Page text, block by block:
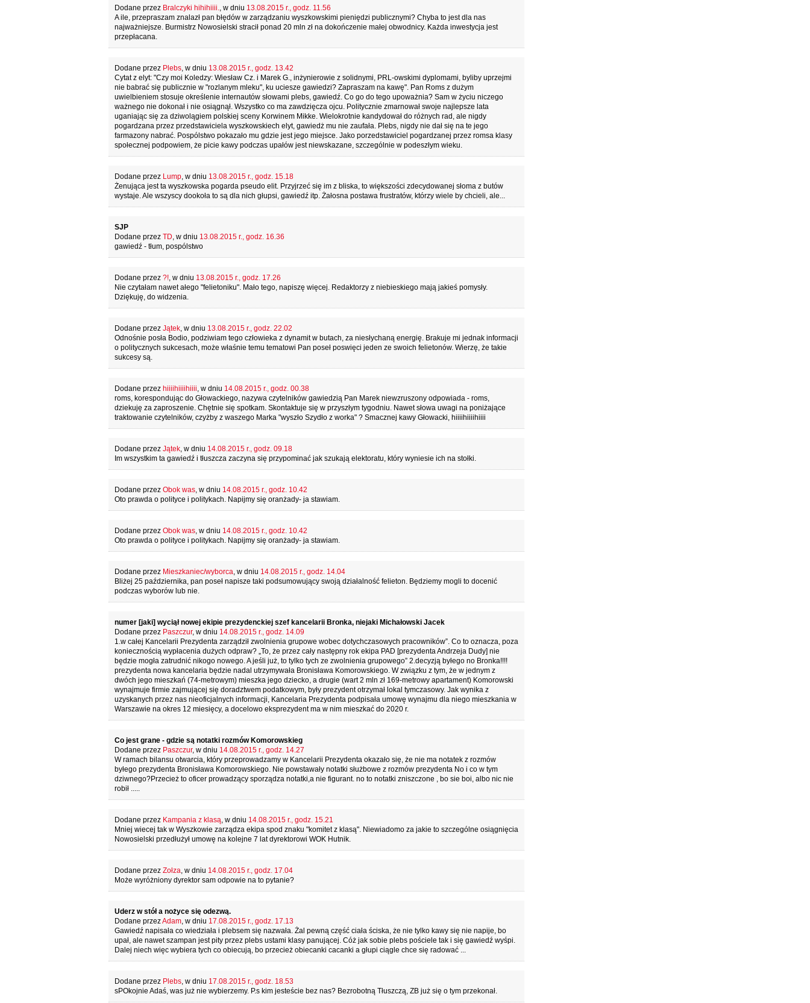
Dodane przez Bralczyki hihihiiii., w dniu 13.08.2015 r., godz. 11.56
A ile, przepraszam znalazł pan błędów w zarządzaniu wyszkowskimi pieniędzi publicznymi? Chyba to jest dla nas
najważniejsze. Burmistrz Nowosielski stracił ponad 20 mln zł na dokończenie małej obwodnicy. Każda inwestycja jest
przepłacana.
Dodane przez Plebs, w dniu 13.08.2015 r., godz. 13.42
Cytat z elyt: "Czy moi Koledzy: Wiesław Cz. i Marek G., inżynierowie z solidnymi, PRL-owskimi dyplomami, byliby uprzejmi
nie babrać się publicznie w "rozlanym mleku", ku uciesze gawiedzi? Zapraszam na kawę". Pan Roms z dużym
uwielbieniem stosuje określenie internautów słowami plebs, gawiedź. Co go do tego upoważnia? Sam w życiu niczego
ważnego nie dokonał i nie osiągnął. Wszystko co ma zawdzięcza ojcu. Politycznie zmarnował swoje najlepsze lata
uganiając się za dziwolągiem polskiej sceny Korwinem Mikke. Wielokrotnie kandydował do różnych rad, ale nigdy
pogardzana przez przedstawiciela wyszkowskiech elyt, gawiedż mu nie zaufała. Plebs, nigdy nie dał się na te jego
farmazony nabrać. Pospólstwo pokazało mu gdzie jest jego miejsce. Jako porzedstawiciel pogardzanej przez romsa klasy
społecznej podpowiem, że picie kawy podczas upałów jest niewskazane, szczególnie w podeszłym wieku.
Dodane przez Lump, w dniu 13.08.2015 r., godz. 15.18
Żenująca jest ta wyszkowska pogarda pseudo elit. Przyjrzeć się im z bliska, to większości zdecydowanej słoma z butów
wystaje. Ale wszyscy dookoła to są dla nich głupsi, gawiedź itp. Żałosna postawa frustratów, którzy wiele by chcieli, ale...
SJP
Dodane przez TD, w dniu 13.08.2015 r., godz. 16.36
gawiedź - tłum, pospólstwo
Dodane przez ?!, w dniu 13.08.2015 r., godz. 17.26
Nie czytałam nawet ałego "felietoniku". Mało tego, napiszę więcej. Redaktorzy z niebieskiego mają jakieś pomysły.
Dziękuję, do widzenia.
Dodane przez Jątek, w dniu 13.08.2015 r., godz. 22.02
Odnośnie posła Bodio, podziwiam tego człowieka z dynamit w butach, za niesłychaną energię. Brakuje mi jednak informacji
o politycznych sukcesach, może właśnie temu tematowi Pan poseł poswięci jeden ze swoich felietonów. Wierzę, że takie
sukcesy są.
Dodane przez hiiiihiiiihiiii, w dniu 14.08.2015 r., godz. 00.38
roms, korespondując do Głowackiego, nazywa czytelników gawiedzią Pan Marek niewzruszony odpowiada - roms,
dziekuję za zaproszenie. Chętnie się spotkam. Skontaktuje się w przyszłym tygodniu. Nawet słowa uwagi na poniżające
traktowanie czytelników, czyżby z waszego Marka "wyszło Szydło z worka" ? Smacznej kawy Głowacki, hiiiihiiiihiiii
Dodane przez Jątek, w dniu 14.08.2015 r., godz. 09.18
Im wszystkim ta gawiedź i tłuszcza zaczyna się przypominać jak szukają elektoratu, który wyniesie ich na stołki.
Dodane przez Obok was, w dniu 14.08.2015 r., godz. 10.42
Oto prawda o polityce i politykach. Napijmy się oranżady- ja stawiam.
Dodane przez Obok was, w dniu 14.08.2015 r., godz. 10.42
Oto prawda o polityce i politykach. Napijmy się oranżady- ja stawiam.
Dodane przez Mieszkaniec/wyborca, w dniu 14.08.2015 r., godz. 14.04
Bliżej 25 października, pan poseł napisze taki podsumowujący swoją działalność felieton. Będziemy mogli to docenić
podczas wyborów lub nie.
numer [jaki] wyciął nowej ekipie prezydenckiej szef kancelarii Bronka, niejaki Michałowski Jacek
Dodane przez Paszczur, w dniu 14.08.2015 r., godz. 14.09
1.w całej Kancelarii Prezydenta zarządził zwolnienia grupowe wobec dotychczasowych pracowników”. Co to oznacza, poza
koniecznością wypłacenia dużych odpraw? „To, że przez cały następny rok ekipa PAD [prezydenta Andrzeja Dudy] nie
będzie mogła zatrudnić nikogo nowego. A jeśli już, to tylko tych ze zwolnienia grupowego” 2.decyzją byłego no Bronka!!!!
prezydenta nowa kancelaria będzie nadal utrzymywała Bronisława Komorowskiego. W związku z tym, że w jednym z
dwóch jego mieszkań (74-metrowym) mieszka jego dziecko, a drugie (wart 2 mln zł 169-metrowy apartament) Komorowski
wynajmuje firmie zajmującej się doradztwem podatkowym, były prezydent otrzymał lokal tymczasowy. Jak wynika z
uzyskanych przez nas nieoficjalnych informacji, Kancelaria Prezydenta podpisała umowę wynajmu dla niego mieszkania w
Warszawie na okres 12 miesięcy, a docelowo eksprezydent ma w nim mieszkać do 2020 r.
Co jest grane - gdzie są notatki rozmów Komorowskieg
Dodane przez Paszczur, w dniu 14.08.2015 r., godz. 14.27
W ramach bilansu otwarcia, który przeprowadzamy w Kancelarii Prezydenta okazało się, że nie ma notatek z rozmów
byłego prezydenta Bronisława Komorowskiego. Nie powstawały notatki służbowe z rozmów prezydenta No i co w tym
dziwnego?Przecież to oficer prowadzący sporządza notatki,a nie figurant. no to notatki zniszczone , bo sie boi, albo nic nie
robił .....
Dodane przez Kampania z klasą, w dniu 14.08.2015 r., godz. 15.21
Mniej wiecej tak w Wyszkowie zarządza ekipa spod znaku "komitet z klasą". Niewiadomo za jakie to szczególne osiągnięcia
Nowosielski przedłużył umowę na kolejne 7 lat dyrektorowi WOK Hutnik.
Dodane przez Zołza, w dniu 14.08.2015 r., godz. 17.04
Może wyróżniony dyrektor sam odpowie na to pytanie?
Uderz w stół a nożyce się odezwą.
Dodane przezAdam, w dniu 17.08.2015 r., godz. 17.13
Gawiedź napisała co wiedziała i plebsem się nazwała. Żal pewną część ciała ściska, że nie tylko kawy się nie napije, bo
upał, ale nawet szampan jest pity przez plebs ustami klasy panującej. Cóż jak sobie plebs pościele tak i się gawiedź wyśpi.
Dalej niech więc wybiera tych co obiecują, bo przecież obiecanki cacanki a głupi ciągle chce się radować ...
Dodane przez Plebs, w dniu 17.08.2015 r., godz. 18.53
sPOkojnie Adaś, was już nie wybierzemy. P.s kim jesteście bez nas? Bezrobotną Tłuszczą, ZB już się o tym przekonał.